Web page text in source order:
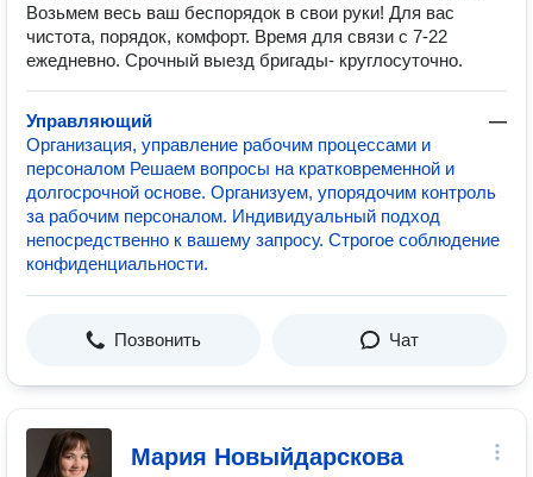
Возьмем весь ваш беспорядок в свои руки! Для вас
чистота, порядок, комфорт. Время для связи с 7-22
ежедневно. Срочный выезд бригады- круглосуточно.
Управляющий
—
Организация, управление рабочим процессами и
персоналом Решаем вопросы на кратковременной и
долгосрочной основе. Организуем, упорядочим контроль
за рабочим персоналом. Индивидуальный подход
непосредственно к вашему запросу. Строгое соблюдение
конфиденциальности.
Позвонить Чат
Мария Новыйдарскова